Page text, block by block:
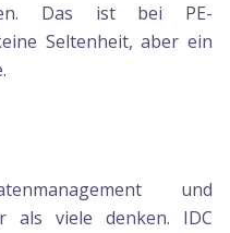
Das ist bei PE-
Seltenheit, aber ein
und
als viele denken. IDC